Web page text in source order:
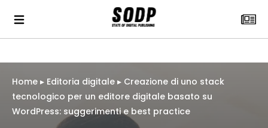
Home ▸ Editoria digitale ▸ Creazione di uno stack
tecnologico per un editore digitale basato su
WordPress: suggerimenti e best practice